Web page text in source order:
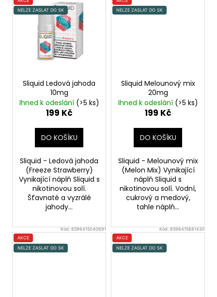
NELZE ZASLAT DO SK
Sliquid Ledová jahoda
10mg
Ihned k odeslání (>5 ks)
199 Kč
DO KOŠÍKU
Sliquid - Ledová jahoda
(Freeze Strawberry)
Vynikající náplň Sliquid s
nikotinovou solí.
Šťavnaté a vyzrálé
jahody...
NELZE ZASLAT DO SK
Sliquid Melounový mix
20mg
Ihned k odeslání (>5 ks)
199 Kč
DO KOŠÍKU
Sliquid - Melounový mix
(Melon Mix) Vynikající
náplň Sliquid s
nikotinovou solí. Vodní,
cukrový a medový,
tahle náplň...
Kód:8596415040691
AKCE
NELZE ZASLAT DO SK
Kód:8596415881430
AKCE
NELZE ZASLAT DO SK